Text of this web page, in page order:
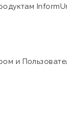
и